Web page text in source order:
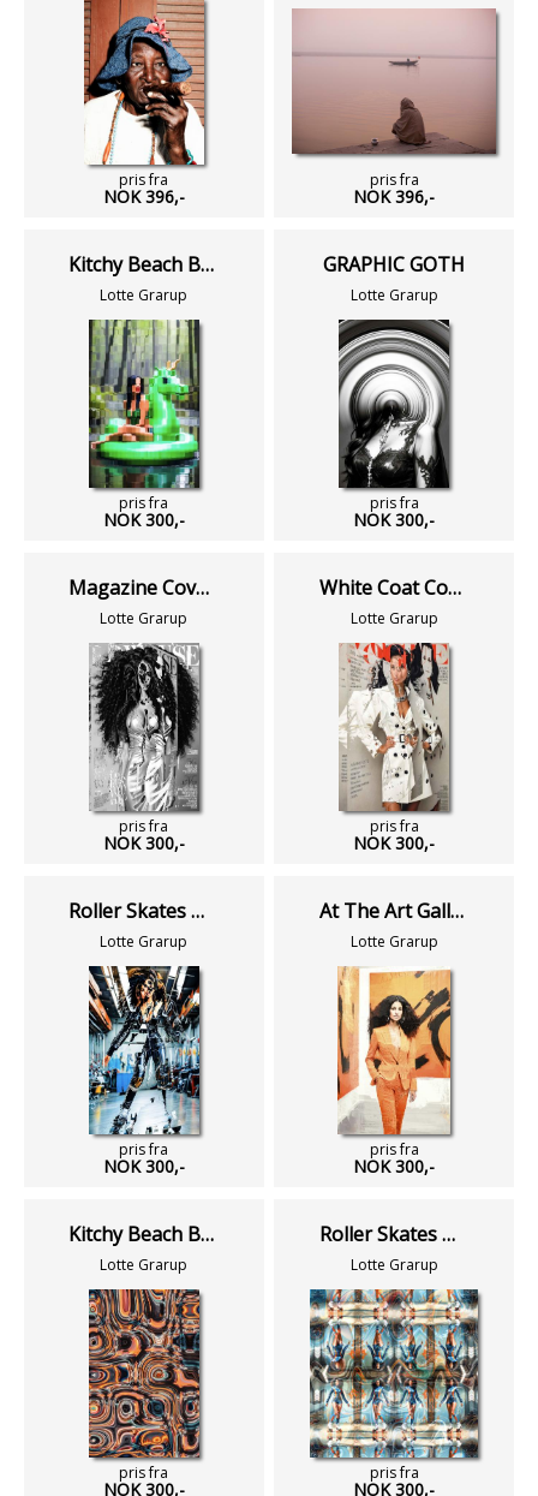
pris fra
NOK 396,-
pris fra
NOK 396,-
Kitchy Beach Babe & Her Floating Unicorn II
Lotte Grarup
pris fra
NOK 300,-
GRAPHIC GOTH
Lotte Grarup
pris fra
NOK 300,-
Magazine Cover Model
Lotte Grarup
pris fra
NOK 300,-
White Coat Cover Magazine
Lotte Grarup
pris fra
NOK 300,-
Roller Skates Woman IV
Lotte Grarup
pris fra
NOK 300,-
At The Art Gallery
Lotte Grarup
pris fra
NOK 300,-
Kitchy Beach Babe & Her Floating Unicorn IIII
Lotte Grarup
pris fra
NOK 300,-
Roller Skates Woman III
Lotte Grarup
pris fra
NOK 300,-